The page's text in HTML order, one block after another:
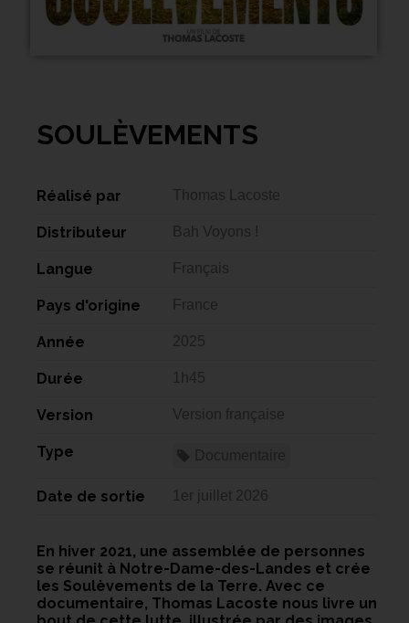
SOULÈVEMENTS
Réalisé par Thomas Lacoste
Distributeur Bah Voyons !
Langue Français
Pays d'origine France
Année 2025
Durée 1h45
Version Version française
Type
Date de sortie 1er juillet 2026
En hiver 2021, une assemblée de personnes
se réunit à Notre-Dame-des-Landes et crée
les Soulèvements de la Terre. Avec ce
documentaire, Thomas Lacoste nous livre un